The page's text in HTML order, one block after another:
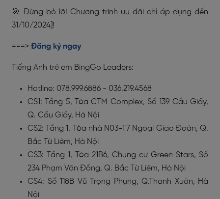
🎯 Đừng bỏ lỡ! Chương trình ưu đãi chỉ áp dụng đến
31/10/2024]!
===> Đăng ký ngay
Tiếng Anh trẻ em BingGo Leaders:
Hotline: 078.999.6886 - 036.219.4568
CS1: Tầng 5, Tòa CTM Complex, Số 139 Cầu Giấy,
Q. Cầu Giấy, Hà Nội
CS2: Tầng 1, Tòa nhà N03-T7 Ngoại Giao Đoàn, Q.
Bắc Từ Liêm, Hà Nội
CS3: Tầng 1, Tòa 21B6, Chung cư Green Stars, Số
234 Phạm Văn Đồng, Q. Bắc Từ Liêm, Hà Nội
CS4: Số 118B Vũ Trọng Phụng, Q.Thanh Xuân, Hà
Nội